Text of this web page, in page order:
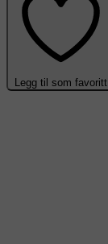
Legg til som favoritt